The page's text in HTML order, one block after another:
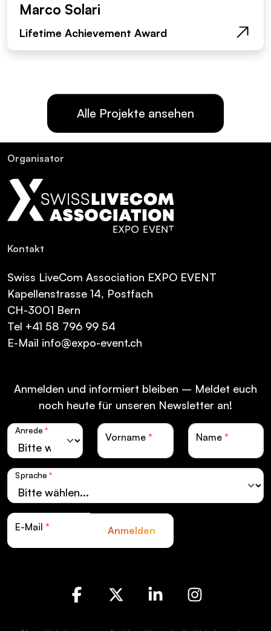
Marco Solari
Lifetime Achievement Award
Alle Projekte ansehen
Or­ga­ni­sa­tor
Kon­takt
Swiss LiveCom Association EXPO EVENT
Kapellenstrasse 14, Postfach
CH-3001 Bern
Tel +41 58 796 99 54
E-Mail info@expo-event.ch
Anmelden und informiert bleiben – Meldet euch
noch heute für unseren Newsletter an!
Anrede *
Vorname * Name *
Sprache *
E-Mail * Anmelden
Facebook LinkedIn